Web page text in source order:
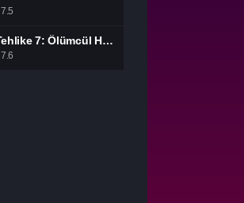
7.5
Görevimiz Tehlike 7: Ölümcül Hesaplaşma Bölüm 1 izle
7.6